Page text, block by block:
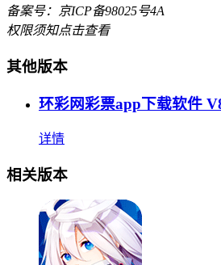
备案号：京ICP备98025号4A
权限须知点击查看
其他版本
环彩网彩票app下载软件
详情
相关版本